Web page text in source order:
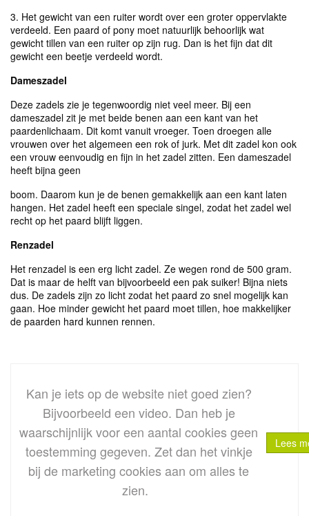
3. Het gewicht van een ruiter wordt over een groter oppervlakte
verdeeld. Een paard of pony moet natuurlijk behoorlijk wat
gewicht tillen van een ruiter op zijn rug. Dan is het fijn dat dit
gewicht een beetje verdeeld wordt.
Dameszadel
Deze zadels zie je tegenwoordig niet veel meer. Bij een
dameszadel zit je met beide benen aan een kant van het
paardenlichaam. Dit komt vanuit vroeger. Toen droegen alle
vrouwen over het algemeen een rok of jurk. Met dit zadel kon ook
een vrouw eenvoudig en fijn in het zadel zitten. Een dameszadel
heeft bijna geen
boom. Daarom kun je de benen gemakkelijk aan een kant laten
hangen. Het zadel heeft een speciale singel, zodat het zadel wel
recht op het paard blijft liggen.
Renzadel
Het renzadel is een erg licht zadel. Ze wegen rond de 500 gram.
Dat is maar de helft van bijvoorbeeld een pak suiker! Bijna niets
dus. De zadels zijn zo licht zodat het paard zo snel mogelijk kan
gaan. Hoe minder gewicht het paard moet tillen, hoe makkelijker
de paarden hard kunnen rennen.
Kan je iets op de website niet goed zien?
Bijvoorbeeld een video. Dan heb je
waarschijnlijk voor een aantal cookies geen
toestemming gegeven. Zet dan het vinkje
bij de marketing cookies aan om alles te
zien.
Lees